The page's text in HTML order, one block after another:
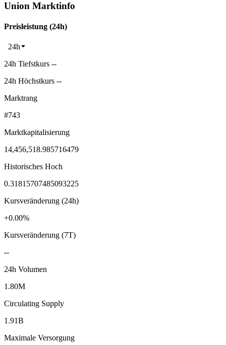
Union Marktinfo
Preisleistung (24h)
24h
24h Tiefstkurs --
24h Höchstkurs --
Marktrang
#743
Marktkapitalisierung
14,456,518.985716479
Historisches Hoch
0.31815707485093225
Kursveränderung (24h)
+0.00%
Kursveränderung (7T)
--
24h Volumen
1.80M
Circulating Supply
1.91B
Maximale Versorgung